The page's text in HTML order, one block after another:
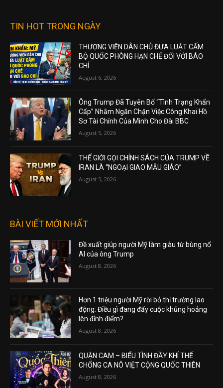
TIN HOT TRONG NGÀY
THƯỢNG VIỆN DÂN CHỦ ĐƯA LUẬT CẤM
BỘ QUỐC PHÒNG HẠN CHẾ ĐỐI VỚI BÁO
CHÍ
August 6, 2026
Ông Trump Đã Tuyên Bố “Tình Trạng Khẩn
Cấp” Nhằm Ngăn Chặn Việc Công Khai Hồ
Sơ Tài Chính Của Mình Cho Đài BBC
August 5, 2026
THẾ GIỚI GỌI CHÍNH SÁCH CỦA TRUMP VỀ
IRAN LÀ “NGOẠI GIAO MẪU GIÁO”
August 5, 2026
BÀI VIẾT MỚI NHẤT
Đề xuất giúp người Mỹ làm giàu từ bùng nổ
AI của ông Trump
August 8, 2026
Hơn 1 triệu người Mỹ rời bỏ thị trường lao
động: Điều gì đang đẩy cuộc khủng hoảng
lên đỉnh điểm?
August 8, 2026
QUẬN CAM – BIỂU TÌNH ĐẦY KHÍ THẾ
CHỐNG CA NÔ VIỆT CỘNG QUỐC THIÊN
August 8, 2026